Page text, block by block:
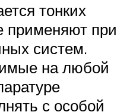
тонких
применяют при
систем.
на любой
с особой